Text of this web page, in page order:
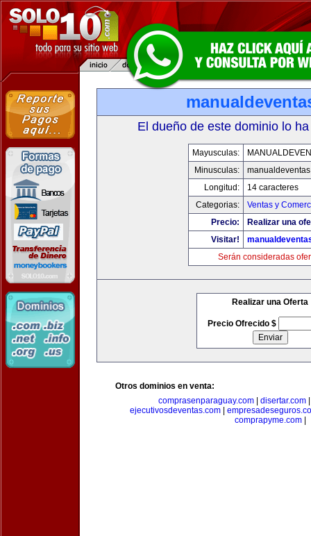
El dueño de este dominio lo
Mayusculas:
Minusculas:
Longitud:
14 caracteres
Categorias:
Ventas y
Precio:
Realizar una
Visitar!
Serán consideradas
Realizar una Oferta
Precio Ofrecido $
Otros dominios en venta:
comprasenparaguay.com
disertar.com
ejecutivosdeventas.com
comprapyme.com|